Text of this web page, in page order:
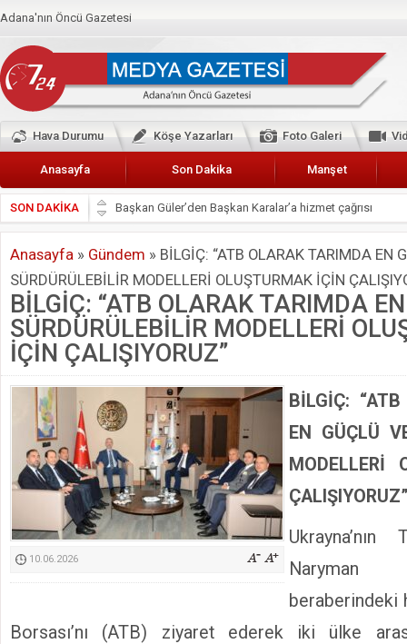
Adana'nın Öncü Gazetesi
Hava Durumu Köşe Yazarları Foto Galeri
Anasayfa Son Dakika Manşet
SON DAKİKA
Başkan Güler’den Başkan Karalar’a hizmet çağrısı
Lokantacılar ve Kebapçılar Esnaf Odası Başkanı Şefik
Hak-İş Abdurrahman Yücel
HDP İL BİNASININ ÖNÜNDE ANNELER TARİH
CEYHAN TİCARET ODASI
Hainler emellerine asla erişemeyecekler
BÖLGEMİZ ÇUKUROVA’DA 2019 YILI PAMUK
İyi Parti Yüreğir İlçe Başkanı Enis Akyürek
Kimyasallardan Koruma Derneği Başkanı Cennet Çelik
Anasayfa » Gündem » BİLGİÇ: “ATB OLARAK TARIMDA EN
SÜRDÜRÜLEBİLİR MODELLERİ OLUŞTURMAK İÇİN
BİLGİÇ: “ATB OLARAK TARIMDA
SÜRDÜRÜLEBİLİR MODELLERİ
İÇİN ÇALIŞIYORUZ”
10.06.2026
BİLGİÇ:
EN GÜÇLÜ
MODELLERİ
Ukrayna’nın
Naryman
beraberindeki
Borsası’nı (ATB) ziyaret ederek iki ülke